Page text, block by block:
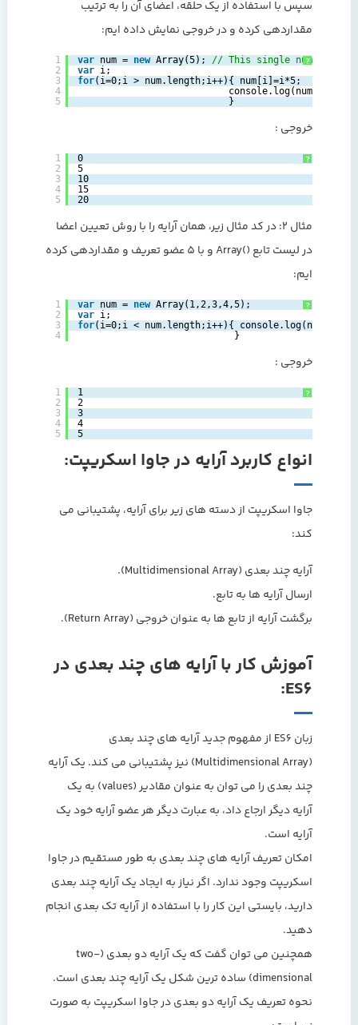
سپس با استفاده از یک حلقه، اعضای آن را به ترتیب
مقداردهی کرده و در خروجی نمایش داده ایم:
?
1
2
3
4
5
var num = new Array(5); // This single numeric
var i;
for(i=0;i > num.length;i++){ num[i]=i*5;
console.log(num[i]);
}
خروجی :
?
1
2
3
4
5
0
5
10
15
20
مثال 2: در کد مثال زیر، همان آرایه را با روش تعیین اعضا
در لیست تابع ()Array و با 5 عضو تعریف و مقداردهی کرده
ایم:
?
1
2
3
4
var num = new Array(1,2,3,4,5);
var i;
for(i=0;i < num.length;i++){ console.log(num[i]);
}
خروجی :
?
1
2
3
4
5
1
2
3
4
5
انواع کاربرد آرایه در جاوا اسکریپت:
جاوا اسکریپت از دسته های زیر برای آرایه، پشتیبانی می
کند:
آرایه چند بعدی (Multidimensional Array).
ارسال آرایه ها به تابع.
برگشت آرایه از تابع ها به عنوان خروجی (Return Array).
آموزش کار با آرایه های چند بعدی در
ES6:
زبان ES6 از مفهوم جدید آرایه های چند بعدی
(Multidimensional Array) نیز پشتیبانی می کند. یک آرایه
چند بعدی را می توان به عنوان مقادیر (values) به یک
آرایه دیگر ارجاع داد، به عبارت دیگر هر عضو آرایه خود یک
آرایه است.
امکان تعریف آرایه های چند بعدی به طور مستقیم در جاوا
اسکریپت وجود ندارد. اگر نیاز به ایجاد یک آرایه چند بعدی
دارید، بایستی این کار را با استفاده از آرایه تک بعدی انجام
دهید.
همچنین می توان گفت که یک آرایه دو بعدی (two-
dimensional) ساده ترین شکل یک آرایه چند بعدی است.
نحوه تعریف یک آرایه دو بعدی در جاوا اسکریپت به صورت